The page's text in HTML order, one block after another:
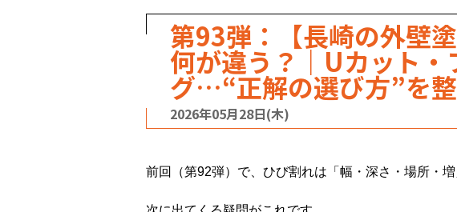
第93弾：【長崎の外壁
何が違う？｜Uカット
グ…“正解の選び方”を
2026年05月28日(木)
前回（第92弾）で、ひび割れは「幅・深さ・場所・